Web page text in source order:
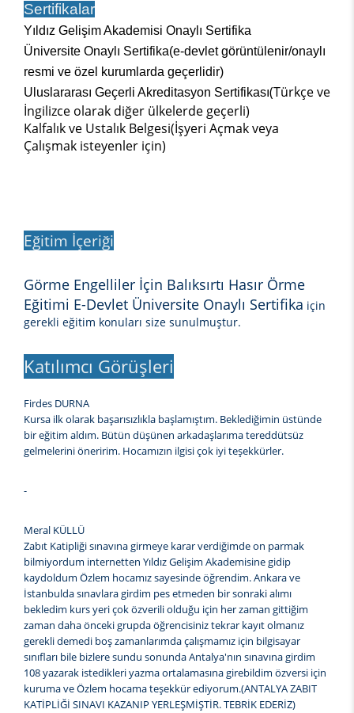
Sertifikalar
Yıldız Gelişim Akademisi Onaylı Sertifika
Üniversite Onaylı Sertifika(e-devlet görüntülenir/onaylı
resmi ve özel kurumlarda geçerlidir)
Uluslararası Geçerli Akreditasyon Sertifikası(Türkçe ve
İngilizce olarak diğer ülkelerde geçerli)
Kalfalık ve Ustalık Belgesi(İşyeri Açmak veya
Çalışmak isteyenler için)
Eğitim İçeriği
Görme Engelliler İçin Balıksırtı Hasır Örme
Eğitimi E-Devlet Üniversite Onaylı Sertifika için
gerekli eğitim konuları size sunulmuştur.
Katılımcı Görüşleri
Firdes DURNA
Kursa ilk olarak başarısızlıkla başlamıştım. Beklediğimin üstünde
bir eğitim aldım. Bütün düşünen arkadaşlarıma tereddütsüz
gelmelerini öneririm. Hocamızın ilgisi çok iyi teşekkürler.
-
Meral KÜLLÜ
Zabıt Katipliği sınavına girmeye karar verdiğimde on parmak
bilmiyordum internetten Yıldız Gelişim Akademisine gidip
kaydoldum Özlem hocamız sayesinde öğrendim. Ankara ve
İstanbulda sınavlara girdim pes etmeden bir sonraki alımı
bekledim kurs yeri çok özverili olduğu için her zaman gittiğim
zaman daha önceki grupda öğrencisiniz tekrar kayıt olmanız
gerekli demedi boş zamanlarımda çalışmamız için bilgisayar
sınıfları bile bizlere sundu sonunda Antalya'nın sınavına girdim
108 yazarak istedikleri yazma ortalamasına girebildim özversi için
kuruma ve Özlem hocama teşekkür ediyorum.(ANTALYA ZABIT
KATİPLİĞİ SINAVI KAZANIP YERLEŞMİŞTİR. TEBRİK EDERİZ)